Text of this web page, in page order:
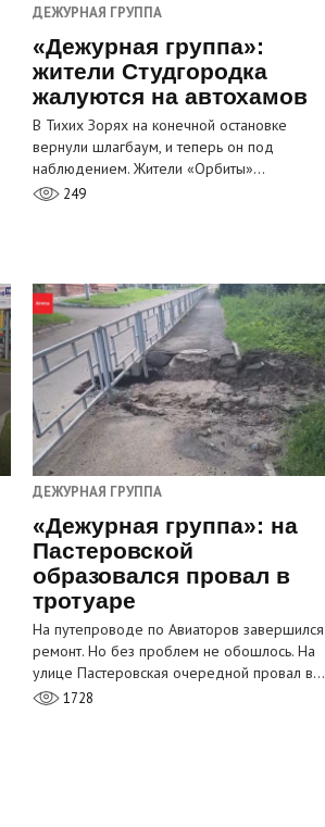
ДЕЖУРНАЯ ГРУППА
«Дежурная группа»:
жители Студгородка
жалуются на автохамов
В Тихих Зорях на конечной остановке
вернули шлагбаум, и теперь он под
наблюдением. Жители «Орбиты»…
249
ДЕЖУРНАЯ ГРУППА
«Дежурная группа»: на
Пастеровской
образовался провал в
тротуаре
На путепроводе по Авиаторов завершился
ремонт. Но без проблем не обошлось. На
улице Пастеровская очередной провал в…
1728